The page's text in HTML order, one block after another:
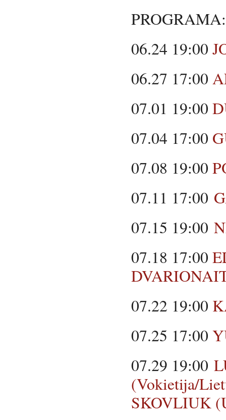
PROGRAMA:
06.24 19:00
06.27 17:00
07.01 19:00
07.04 17:00
07.08 19:00
07.11 17:00
07.15 19:00
07.18 17:00
07.22 19:00
07.25 17:00
07.29 19:00
(Vokietija/
SKOVLIUK